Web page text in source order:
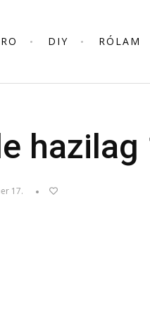
DIY RÓLAM
hazilag
17.